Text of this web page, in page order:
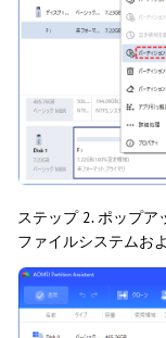
ステップ 2. ポップア
ファイルシステムお